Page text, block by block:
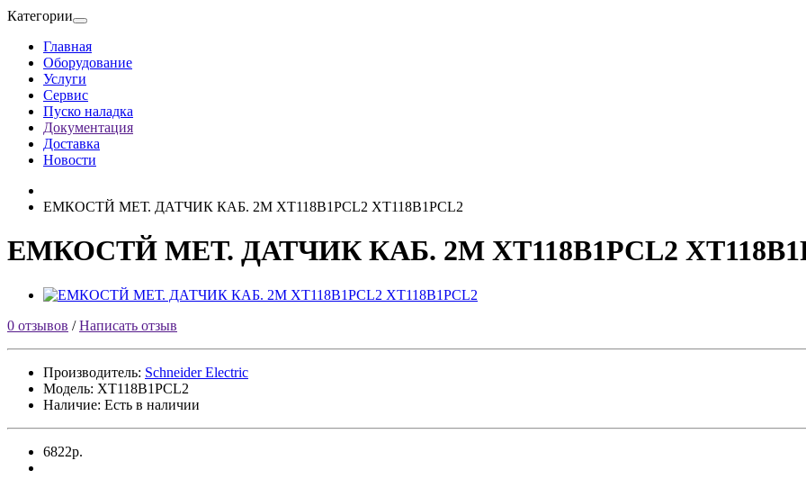
Категории
Главная
Оборудование
Услуги
Сервис
Пуско наладка
Документация
Доставка
Новости
ЕМКОСТЙ МЕТ. ДАТЧИК КАБ. 2М XT118B1PCL2 XT118B1PCL2
ЕМКОСТЙ МЕТ. ДАТЧИК КАБ. 2М XT118B1PCL2
0 отзывов /Написать отзыв
Производитель: Sсhneider Electric
Модель: XT118B1PCL2
Наличие: Есть в наличии
6822р.